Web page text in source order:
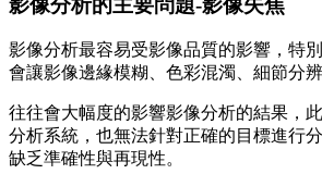
影像分析最容易受影像品質的影響，特
會讓影像邊緣模糊、色彩混濁、細節分辨
往往會大幅度的影響影像分析的結果，
分析系統，也無法針對正確的目標進行
缺乏準確性與再現性。